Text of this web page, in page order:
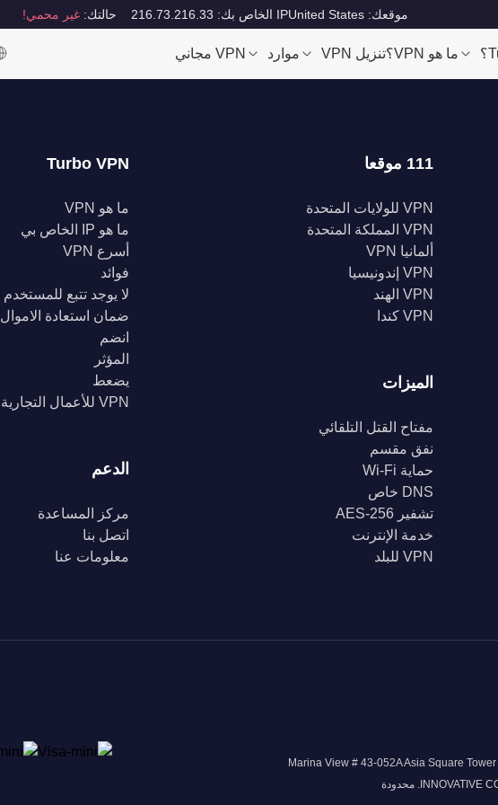
موقعك: United States IP الخاص بك: 216.73.216.33 حالتك: غير محمي!
ما هو VPN؟ تنزيل VPN موارد VPN مجاني
111 موقعا
VPN للولايات المتحدة
VPN المملكة المتحدة
ألمانيا VPN
VPN إندونيسيا
VPN الهند
VPN كندا
الميزات
مفتاح القتل التلقائي
نفق مقسم
حماية Wi-Fi
DNS خاص
تشفير AES-256
خدمة الإنترنت
VPN للبلد
Turbo VPN
ما هو VPN
ما هو IP الخاص بي
أسرع VPN
فوائد
لا يوجد تتبع للمستخدم
ضمان استعادة الاموال
انضم
المؤثر
يضعط
VPN للأعمال التجارية
الدعم
مركز المساعدة
اتصل بنا
معلومات عنا